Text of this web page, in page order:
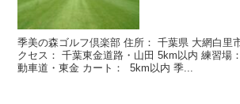
季美の森ゴルフ倶楽部 住所： 千葉県 大網白里
クセス： 千葉東金道路・山田 5km以内 練習場
動車道・東金 カート： 5km以内 季...